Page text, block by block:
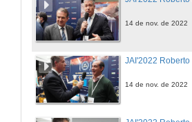
14 de nov. de 2022
14 de nov. de 2022